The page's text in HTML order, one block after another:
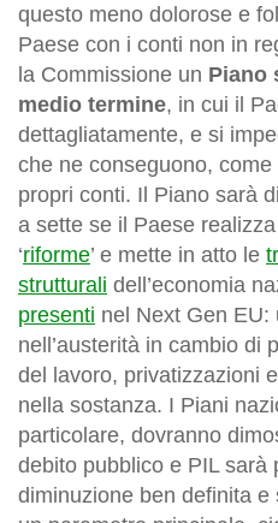
questo meno dolorose e
Paese con i conti non in
la Commissione un Piano
medio termine, in cui il
dettagliatamente, e si
che ne conseguono,
propri conti. Il Piano sarà
a sette se il Paese
‘riforme’ e mette in atto le
strutturali dell’economia
presenti nel Next Gen EU:
nell’austerità in cambio di
del lavoro, privatizzazioni
nella sostanza. I Piani
particolare, dovranno
debito pubblico e PIL sarà
diminuzione ben definita